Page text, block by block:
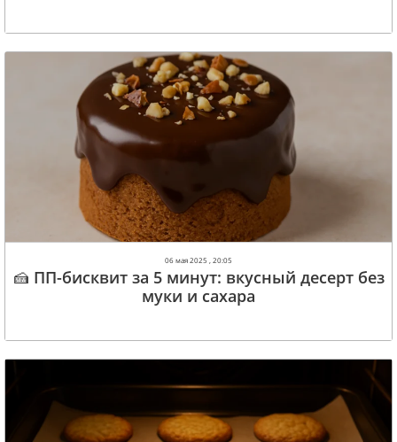
06 мая 2025 , 20:05
🍰 ПП-бисквит за 5 минут: вкусный десерт без
муки и сахара